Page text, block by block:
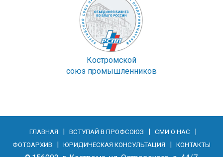
Костромской
союз промышленников
ГЛАВНАЯ ВСТУПАЙ В ПРОФСОЮЗ СМИ О НАС
ФОТОАРХИВ ЮРИДИЧЕСКАЯ КОНСУЛЬТАЦИЯ КОНТАКТЫ